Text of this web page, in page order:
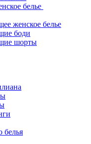
белье
женское белье
боди
шорты
белья